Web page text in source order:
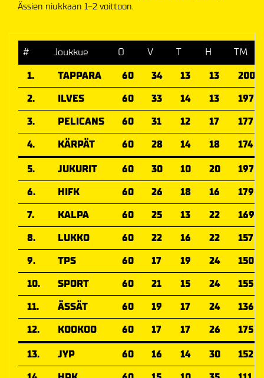
Ässien niukkaan 1-2 voittoon.
# Joukkue O V T H
TM
1.
TAPPARA 60 34 13 13
200
2.
ILVES 60 33 14 13
197
3.
PELICANS 60 31 12 17
177
4.
KÄRPÄT 60 28 14 18
174
5.
JUKURIT 60 30 10 20
197
6.
HIFK 60 26 18 16
179
7.
KALPA 60 25 13 22
169
8.
LUKKO 60 22 16 22
157
9.
TPS 60 17 19 24
150
10.
SPORT 60 21 15 24
155
11.
ÄSSÄT 60 19 17 24
136
12.
KOOKOO 60 17 17 26
175
13.
JYP 60 16 14 30
152